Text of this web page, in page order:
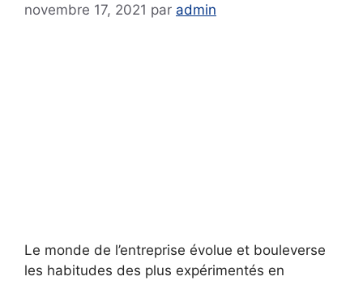
novembre 17, 2021 par admin
Le monde de l’entreprise évolue et bouleverse
les habitudes des plus expérimentés en